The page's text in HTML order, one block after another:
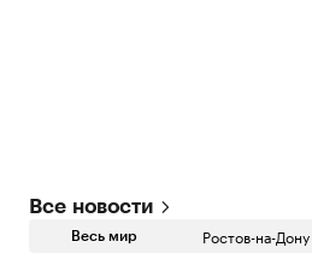
Все новости
Весь мир Ростов-на-Дону